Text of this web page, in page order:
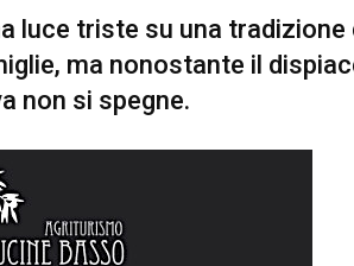
luce triste su una tradizione
ma nonostante il
non si spegne.